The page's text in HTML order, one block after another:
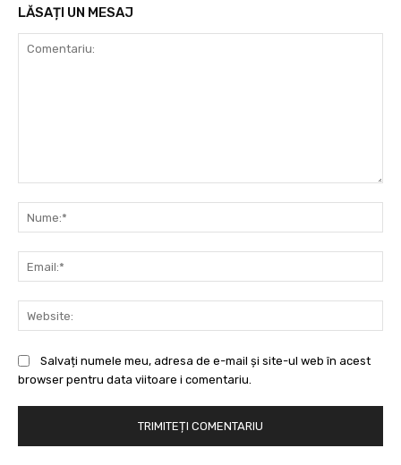
LĂSAȚI UN MESAJ
Salvați numele meu, adresa de e-mail și site-ul web în acest
browser pentru data viitoare i comentariu.